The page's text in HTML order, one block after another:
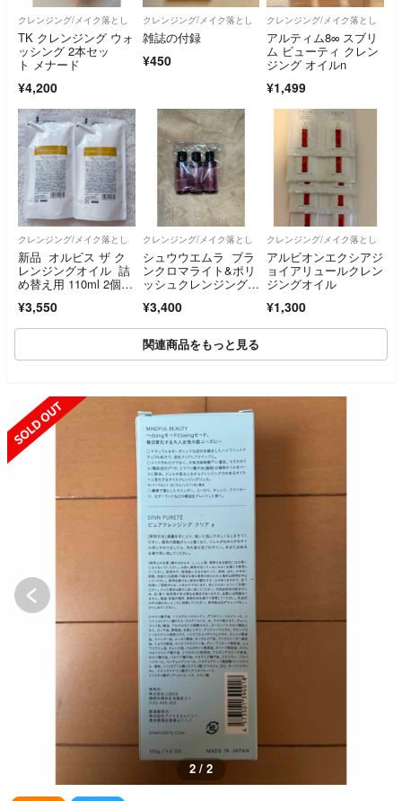
クレンジング/メイク落とし
TK クレンジング ウォ
ッシング 2本セッ
ト メナード
¥4,200
クレンジング/メイク落とし
雑誌の付録
¥450
クレンジング/メイク落とし
アルティム8∞ スブリ
ム ビューティ クレン
ジング オイルn
¥1,499
クレンジング/メイク落とし
新品 オルビス ザ ク
レンジングオイル 詰
め替え用 110ml 2個セ
¥3,550
クレンジング/メイク落とし
シュウウエムラ ブラ
ンクロマライト&ポリ
ッシュクレンジングオ
¥3,400
クレンジング/メイク落とし
アルビオンエクシアジ
ョイアリュールクレン
ジングオイル
¥1,300
関連商品をもっと見る
1 / 2